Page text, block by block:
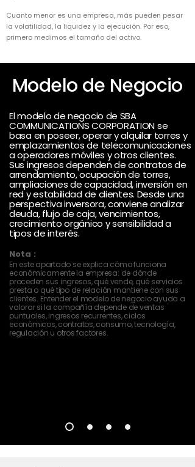
Cuanto menor es una empresa, más pueden pesar
la volatilidad, la liquidez y la ejecución. Por eso,
primero medimos el tamaño del activo.
Modelo de Negocio
El modelo de negocio de SBA
COMMUNICATIONS CORPORATION se
basa en poseer, operar y alquilar torres y
emplazamientos de telecomunicaciones
a operadores móviles y otros clientes.
Sus ingresos dependen de contratos de
arrendamiento, ocupación de torres,
ampliaciones de capacidad, inversión en
red y estabilidad de clientes. Desde una
perspectiva inversora, conviene analizar
deuda, flujo de caja, vencimientos,
crecimiento orgánico y sensibilidad a
tipos de interés.
Nota :
En este apartado se explica cómo funciona
económicamente la empresa: de dónde
proceden sus ingresos, qué vende, qué servicios
presta o qué tipo de relación mantiene con sus
clientes. Entender el modelo de negocio ayuda a
valorar si la compañía depende de ventas
puntuales, ingresos recurrentes, ciclos
económicos, contratos, consumo, tecnología,
regulación u otros factores.